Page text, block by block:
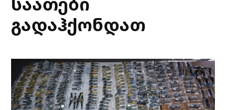
გადაჰქონდათ